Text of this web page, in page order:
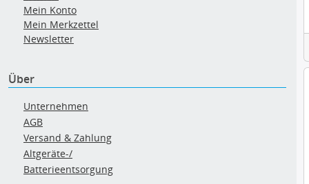
Mein Konto
Mein Merkzettel
Newsletter
Über
Unternehmen
AGB
Versand & Zahlung
Altgeräte-/
Batterieentsorgung